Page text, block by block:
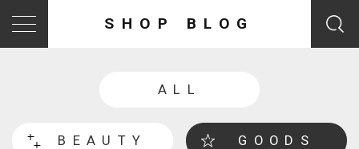
SHOP BLOG
ALL
BEAUTY GOODS